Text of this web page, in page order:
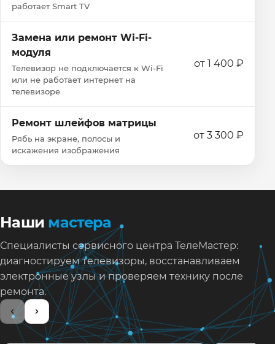
работает Smart TV
Замена или ремонт Wi‑Fi-
модуля
Телевизор не подключается к Wi‑Fi
или не работает интернет на
телевизоре
от 1 400 ₽
Ремонт шлейфов матрицы
Рябь на экране, полосы и
искажения изображения
от 3 300 ₽
Наши мастера
Специалисты сервисного центра ТелеМастер:
диагностируем телевизоры, восстанавливаем
электронные узлы и проверяем технику после
ремонта.